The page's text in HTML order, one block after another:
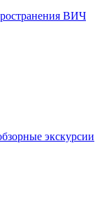
ВИЧ
экскурсии